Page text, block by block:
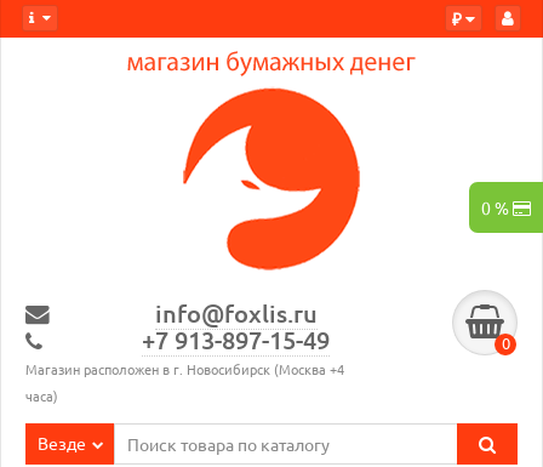
0 %
₽
info@foxlis.ru
+7 913-897-15-49
Магазин расположен в г. Новосибирск (Москва +4
часа)
0
Везде